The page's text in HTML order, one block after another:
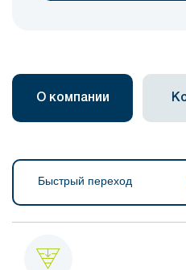
О компании
Быстрый переход